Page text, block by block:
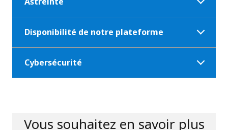
Disponibilité de notre plateforme
Cybersécurité
Vous souhaitez en savoir plus